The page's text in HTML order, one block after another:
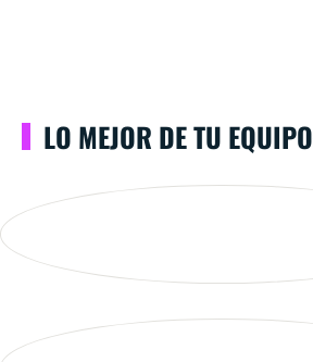
LO MEJOR DE TU EQUIPO